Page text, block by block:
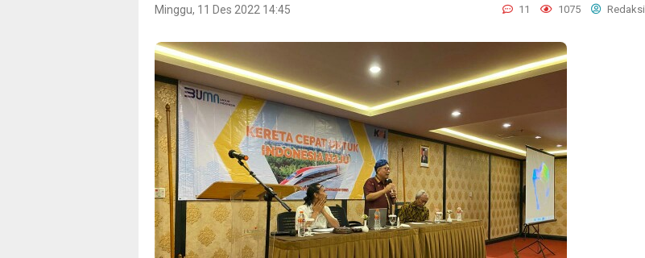
Minggu, 11 Des 2022 14:45 11 1075 Redaksi